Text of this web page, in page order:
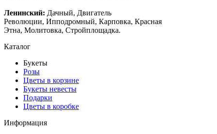
Ленинский: Дачный, Двигатель
Революции, Ипподромный, Карповка, Красная
Этна, Молитовка, Стройплощадка.
Каталог
Букеты
Розы
Цветы в корзине
Букеты невесты
Подарки
Цветы в коробке
Информация